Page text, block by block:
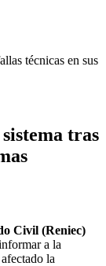
técnicas en sus
tras
Civil (Reniec)
a la
la